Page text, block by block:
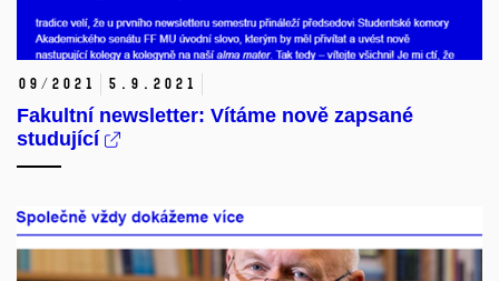
09/2021 5. 9. 2021
Fakultní newsletter: Vítáme nově zapsané
studující